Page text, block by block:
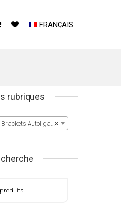
FRANÇAIS
rubriques
×
Autoligaturants